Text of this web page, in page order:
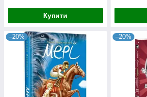
Купити
–20% –20%